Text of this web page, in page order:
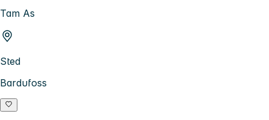
Tam As
Sted
Bardufoss